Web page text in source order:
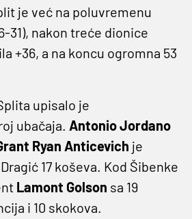
je već na poluvremenu
31), nakon treće dionice
+36, a na koncu ogromna 53
upisalo je
ubačaja. Antonio Jordano
Ryan Anticevich je
17 koševa. Kod Šibenke
Lamont Golson sa 19
i 10 skokova.